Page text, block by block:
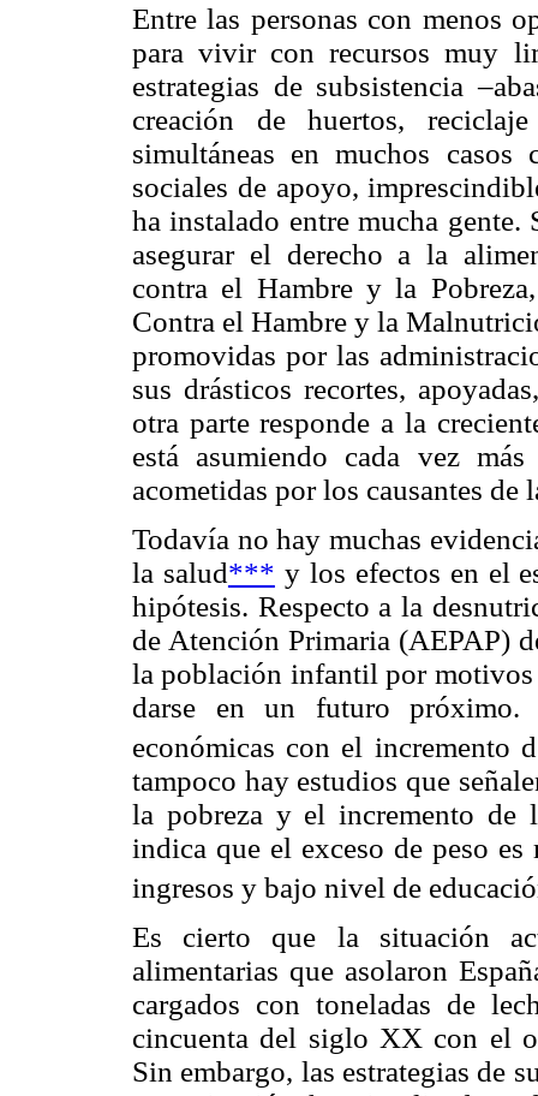
Entre las personas con menos
para vivir con recursos muy
estrategias de subsistencia
creación de huertos,
simultáneas en muchos
sociales de apoyo,
ha instalado entre mucha
asegurar el derecho a la
contra el Hambre y la
Contra el Hambre y la
promovidas por las
sus drásticos recortes,
otra parte responde a la
está asumiendo cada vez
acometidas por los causantes de
Todavía no hay muchas
la salud*** y los efectos en el
hipótesis. Respecto a la
de Atención Primaria (AEPAP)
la población infantil por motivos
darse en un futuro próximo.
económicas con el incremento
tampoco hay estudios que
la pobreza y el incremento de
indica que el exceso de peso es
ingresos y bajo nivel de
Es cierto que la situación
alimentarias que asolaron
cargados con toneladas de
cincuenta del siglo XX con el
Sin embargo, las estrategias de